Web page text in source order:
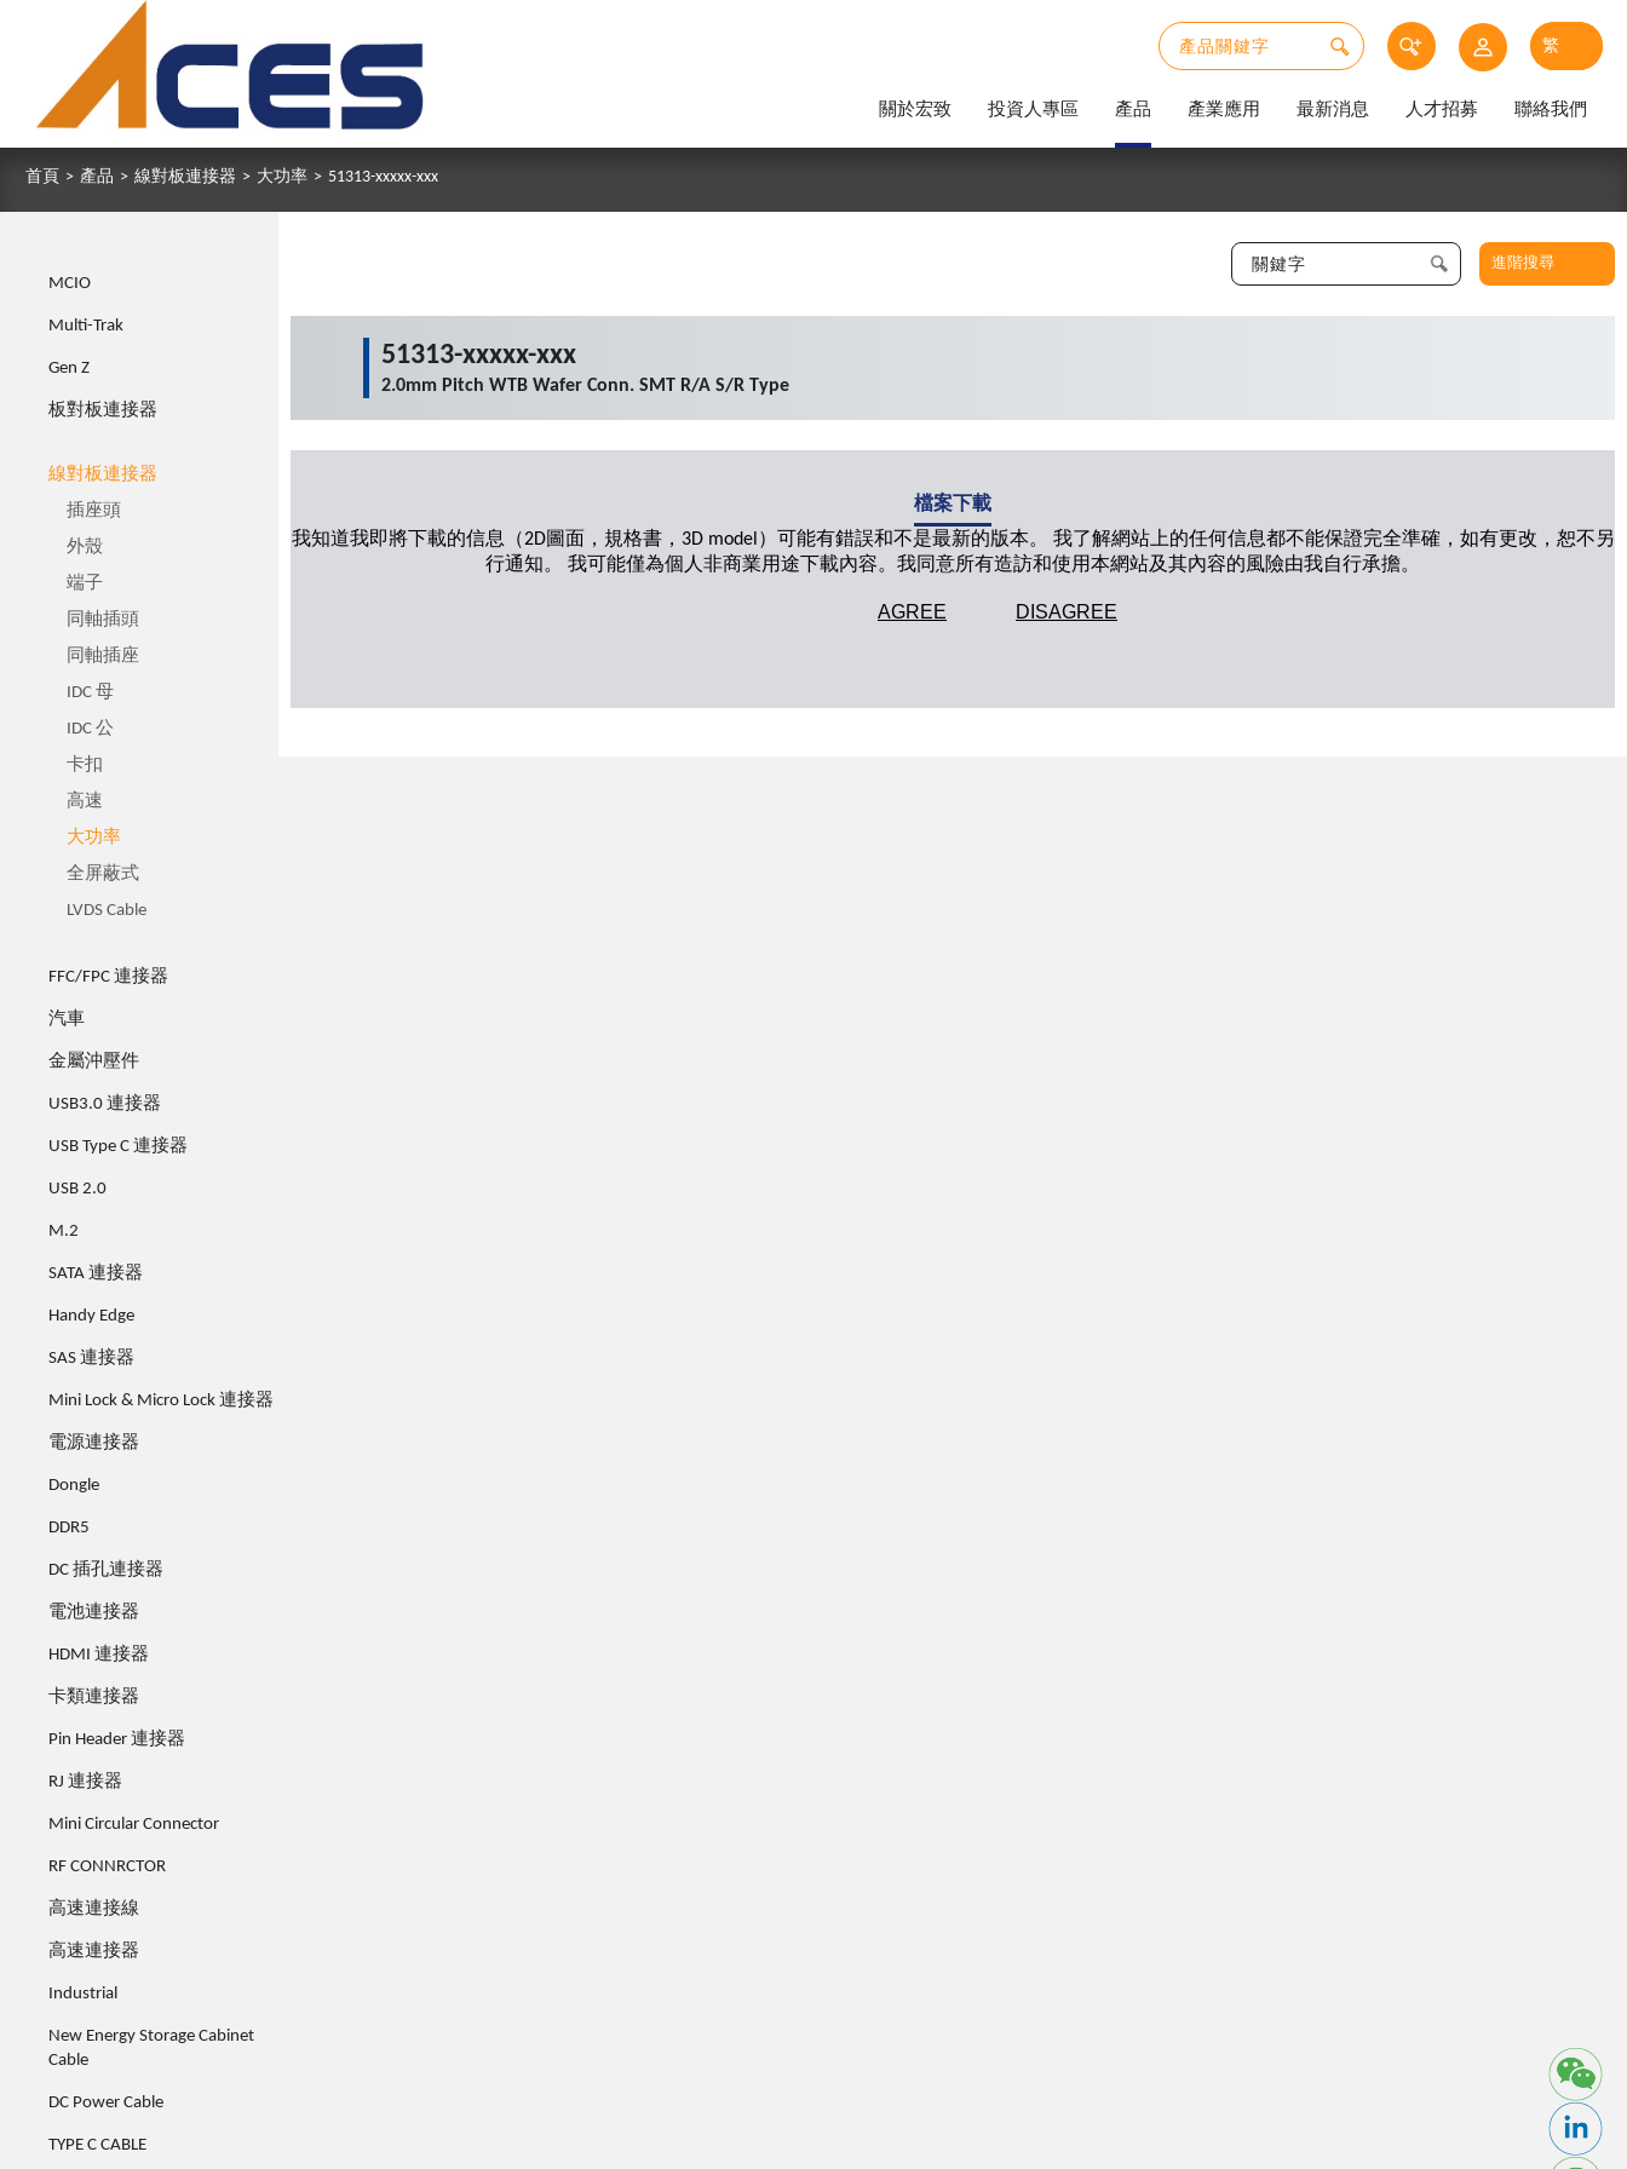
關於宏致 投資人專區 產品 產業應用 最新消息 人才招募 聯絡我們
首頁 > 產品 > 線對板連接器 > 大功率 > 51313-xxxxx-xxx
MCIO
Multi-Trak
Gen Z
板對板連接器
線對板連接器
插座頭
外殼
端子
同軸插頭
同軸插座
IDC 母
IDC 公
卡扣
高速
大功率
全屏蔽式
LVDS Cable
FFC/FPC 連接器
汽車
金屬沖壓件
USB3.0 連接器
USB Type C 連接器
USB 2.0
M.2
SATA 連接器
Handy Edge
SAS 連接器
Mini Lock & Micro Lock 連接器
電源連接器
Dongle
DDR5
DC 插孔連接器
電池連接器
HDMI 連接器
卡類連接器
Pin Header 連接器
RJ 連接器
Mini Circular Connector
RF CONNRCTOR
高速連接線
高速連接器
Industrial
New Energy Storage Cabinet
Cable
DC Power Cable
TYPE C CABLE
進階搜尋
51313-xxxxx-xxx
2.0mm Pitch WTB Wafer Conn. SMT R/A S/R Type
檔案下載
我知道我即將下載的信息（2D圖面，規格書，3D model）可能有錯誤和不是最新的版本。 我了解網站上的任何信息都不能保證完全準確，如有更改，恕不另
行通知。 我可能僅為個人非商業用途下載內容。我同意所有造訪和使用本網站及其內容的風險由我自行承擔。
AGREE DISAGREE